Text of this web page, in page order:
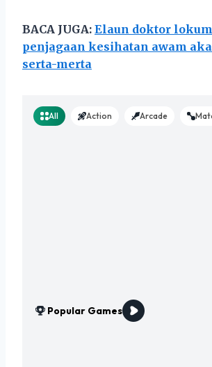
BACA JUGA: Elaun doktor
penjagaan kesihatan awam
serta-merta